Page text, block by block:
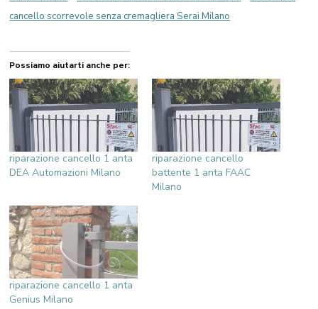
cancello scorrevole senza cremagliera Serai Milano
Possiamo aiutarti anche per:
riparazione cancello 1 anta
DEA Automazioni Milano
riparazione cancello
battente 1 anta FAAC
Milano
riparazione cancello 1 anta
Genius Milano